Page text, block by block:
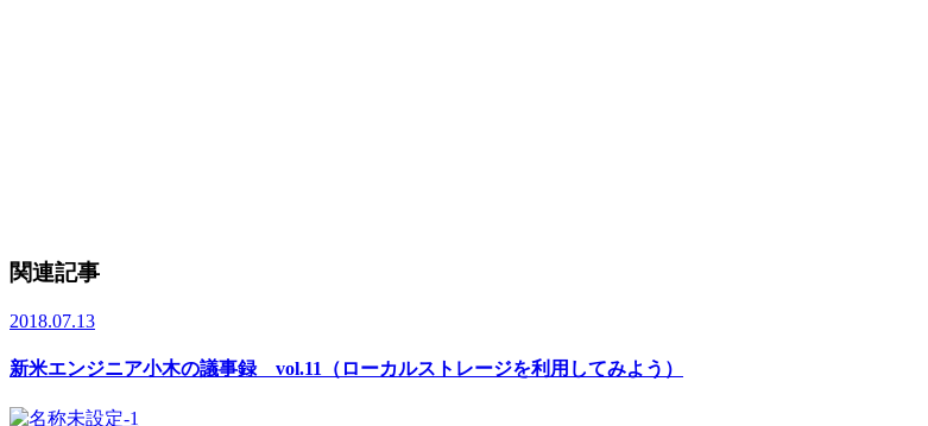
関連記事
2018.07.13
新米エンジニア小木の議事録 vol.11（ローカルストレージを利用してみよう）